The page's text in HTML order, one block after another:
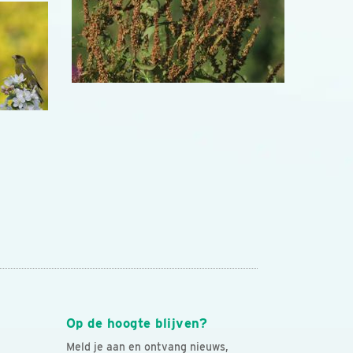
Op de hoogte blijven?
Meld je aan en ontvang nieuws,